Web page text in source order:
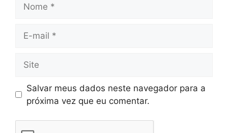
Salvar meus dados neste navegador para a
próxima vez que eu comentar.